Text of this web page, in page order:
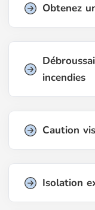
Obtenez
incendies
Caution
Isolation